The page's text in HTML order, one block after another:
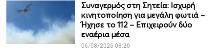
Συναγερμός στη Σητεία: Ισχυρή
κινητοποίηση για μεγάλη φωτιά –
Ήχησε το 112 – Επιχειρούν δύο
εναέρια μέσα
06/08/2026 08:20